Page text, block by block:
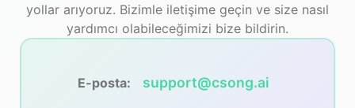
yollar arıyoruz. Bizimle iletişime geçin ve size nasıl
yardımcı olabileceğimizi bize bildirin.
E-posta: support@csong.ai